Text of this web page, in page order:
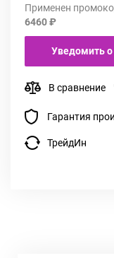
Применен
6460 ₽
Уведомить о
В сравнение
Гарантия
ТрейдИн